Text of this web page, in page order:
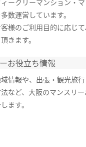
数運営しています。
様のご利用目的に応じ
きます。
お役立ち情報
情報や、出張・観光旅
など、大阪のマンスリ
ます。